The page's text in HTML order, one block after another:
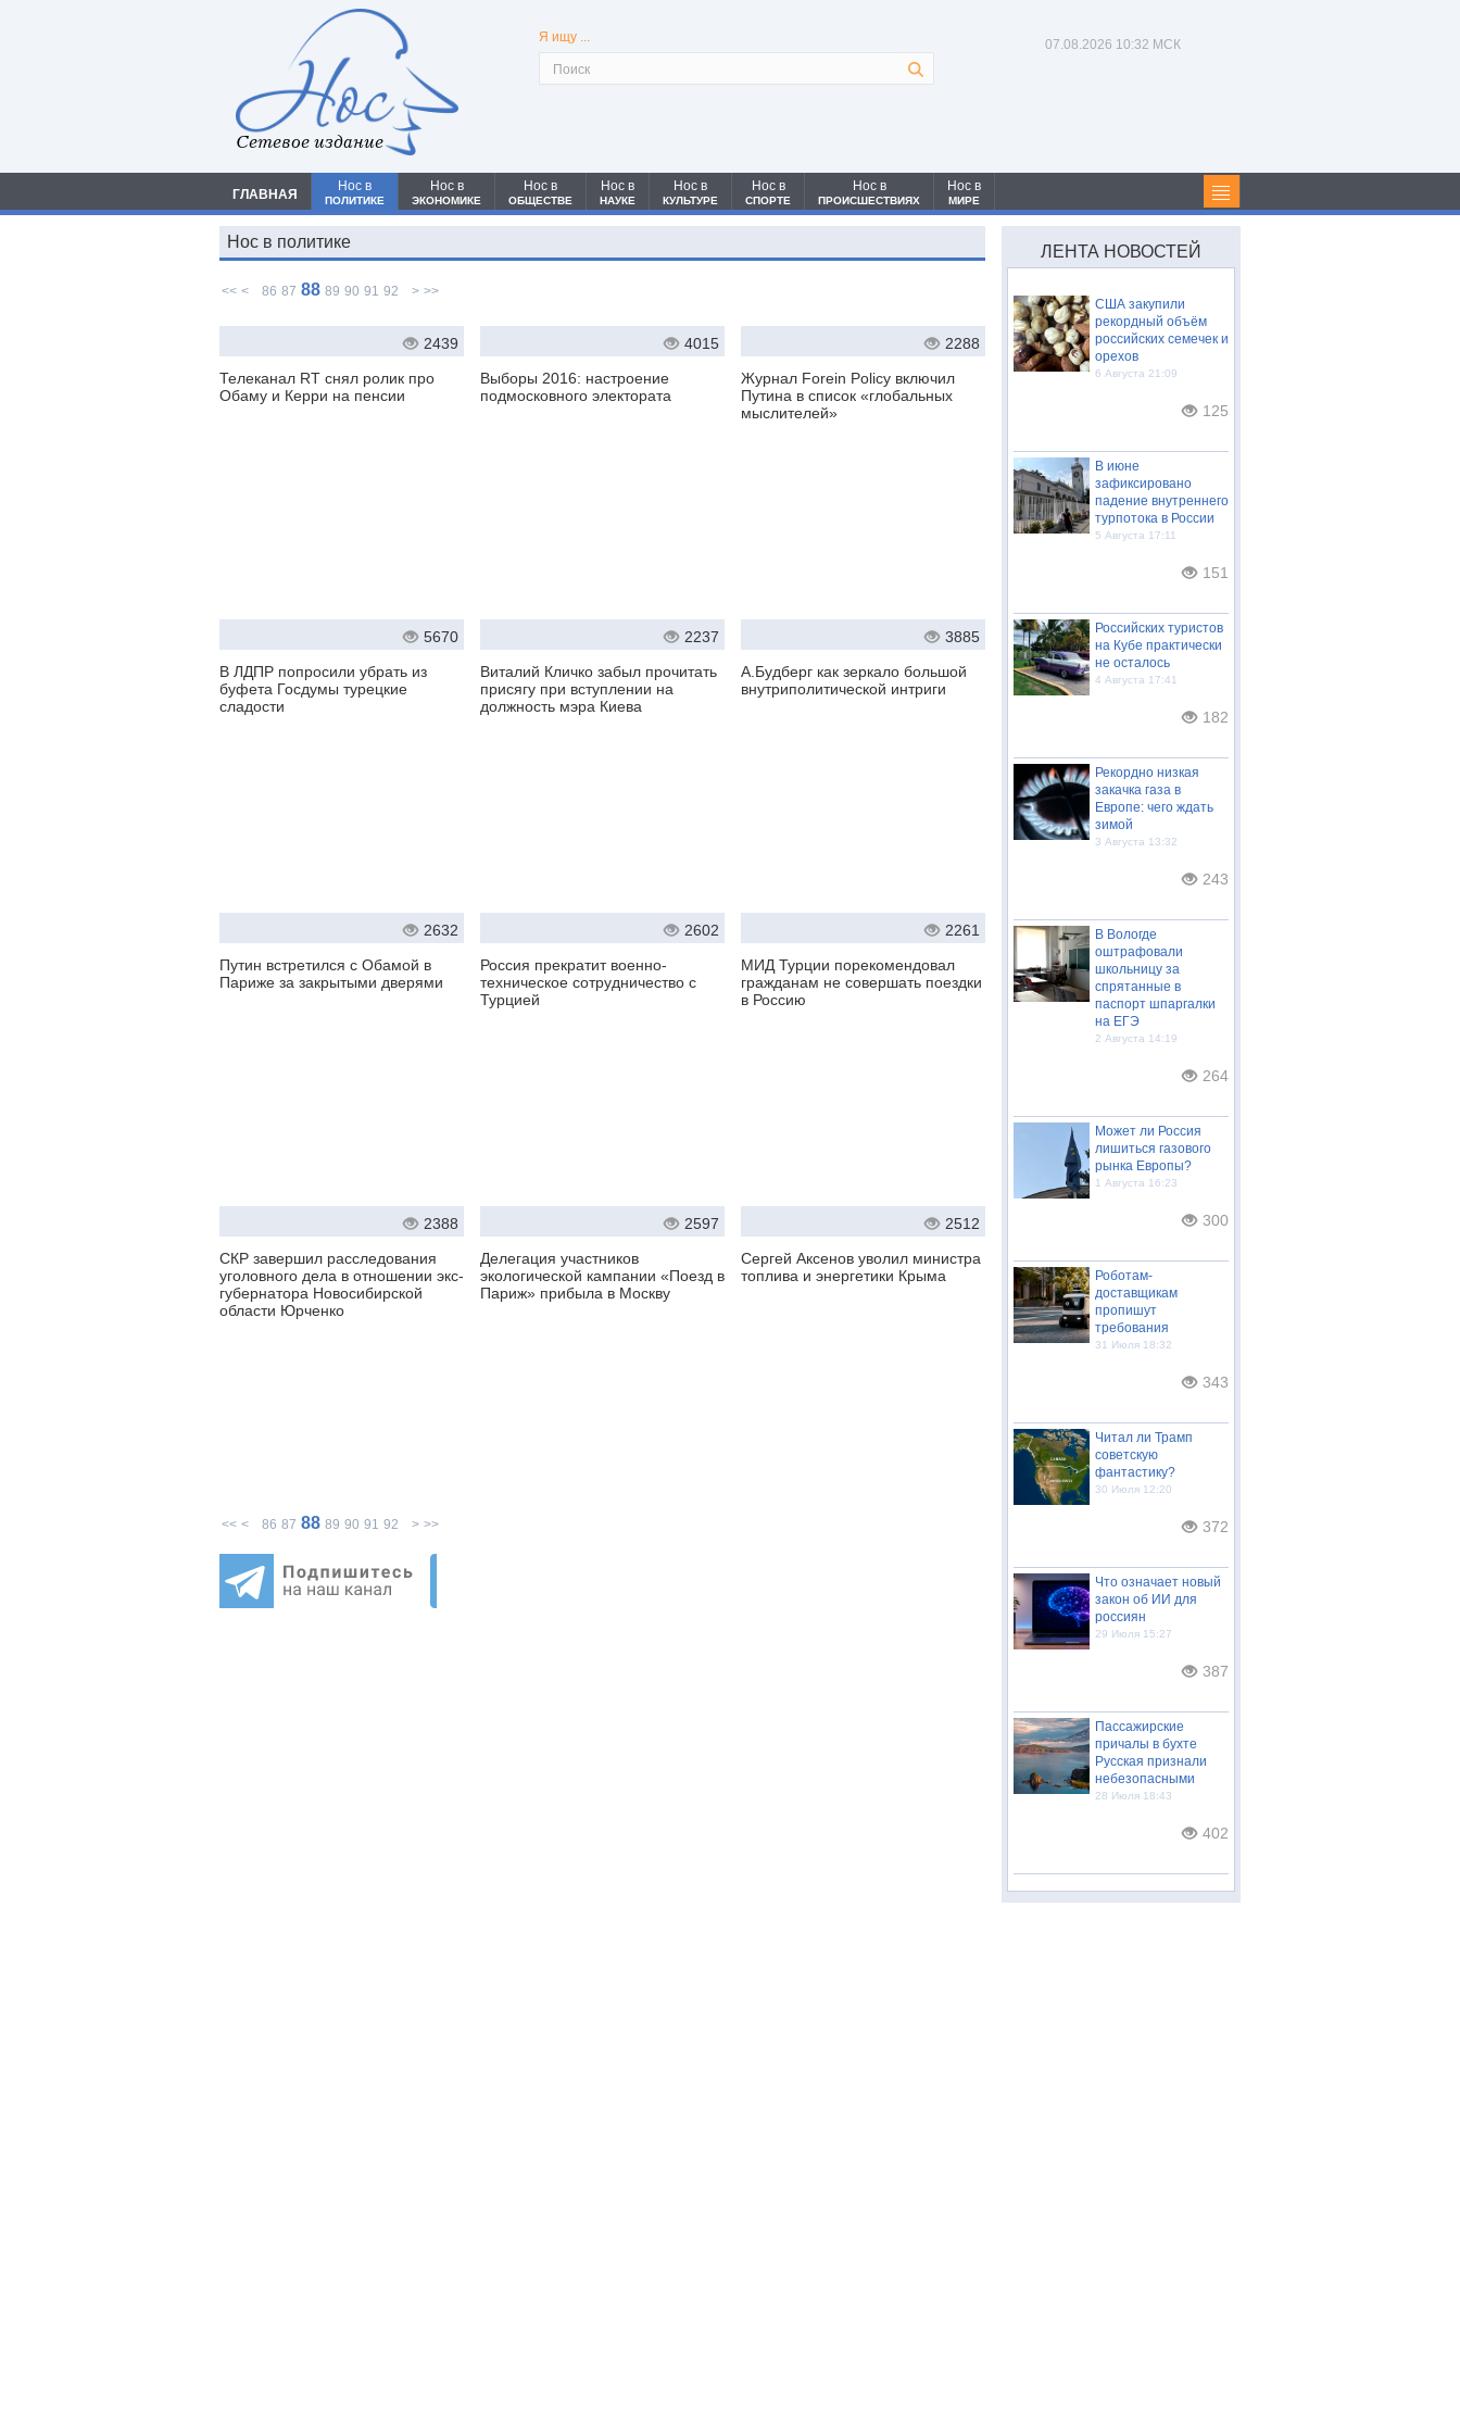
Сетевое издание
Я ищу ... 07.08.2026 10:32 МСК
ГЛАВНАЯ
Нос в
ПОЛИТИКЕ
Нос в
ЭКОНОМИКЕ
Нос в
ОБЩЕСТВЕ
Нос в
НАУКЕ
Нос в
КУЛЬТУРЕ
Нос в
СПОРТЕ
Нос в
ПРОИСШЕСТВИЯХ
Нос в
МИРЕ
Нос в политике
<< < 86 87 88 89 90 91 92 > >>
2439
Телеканал RT снял ролик про
Обаму и Керри на пенсии
4015
Выборы 2016: настроение
подмосковного электората
2288
Журнал Forein Policy включил
Путина в список «глобальных
мыслителей»
5670
В ЛДПР попросили убрать из
буфета Госдумы турецкие
сладости
2237
Виталий Кличко забыл прочитать
присягу при вступлении на
должность мэра Киева
3885
А.Будберг как зеркало большой
внутриполитической интриги
2632
Путин встретился с Обамой в
Париже за закрытыми дверями
2602
Россия прекратит военно-
техническое сотрудничество с
Турцией
2261
МИД Турции порекомендовал
гражданам не совершать поездки
в Россию
2388
СКР завершил расследования
уголовного дела в отношении экс-
губернатора Новосибирской
области Юрченко
2597
Делегация участников
экологической кампании «Поезд в
Париж» прибыла в Москву
2512
Сергей Аксенов уволил министра
топлива и энергетики Крыма
<< < 86 87 88 89 90 91 92 > >>
ЛЕНТА НОВОСТЕЙ
США закупили
рекордный объём
российских семечек и
орехов
6 Августа 21:09
125
В июне
зафиксировано
падение внутреннего
турпотока в России
5 Августа 17:11
151
Российских туристов
на Кубе практически
не осталось
4 Августа 17:41
182
Рекордно низкая
закачка газа в
Европе: чего ждать
зимой
3 Августа 13:32
243
В Вологде
оштрафовали
школьницу за
спрятанные в
паспорт шпаргалки
на ЕГЭ
2 Августа 14:19
264
Может ли Россия
лишиться газового
рынка Европы?
1 Августа 16:23
300
Роботам-
доставщикам
пропишут
требования
31 Июля 18:32
343
Читал ли Трамп
советскую
фантастику?
30 Июля 12:20
372
Что означает новый
закон об ИИ для
россиян
29 Июля 15:27
387
Пассажирские
причалы в бухте
Русская признали
небезопасными
28 Июля 18:43
402